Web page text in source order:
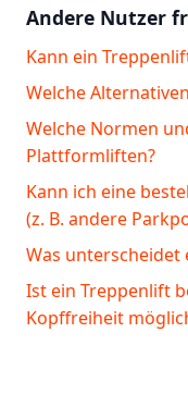
Andere Nutzer
Kann ein
Welche
Welche Normen
Plattformliften?
Kann ich eine
(z. B. andere
Was unterscheidet
Ist ein Treppenlift
Kopffreiheit